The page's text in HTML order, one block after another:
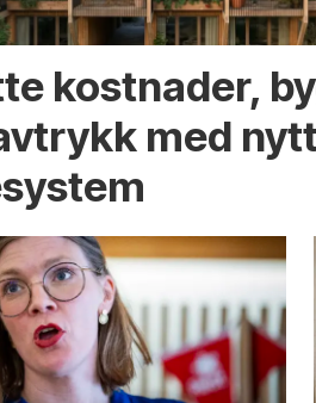
kostnader,
med